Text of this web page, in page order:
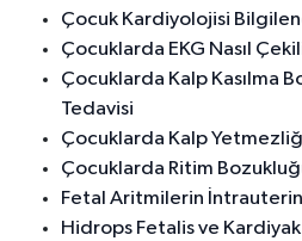
Çocuk Kardiyolojisi
Çocuklarda EKG Nasıl
Çocuklarda Kalp Kasılma
Tedavisi
Çocuklarda Kalp
Çocuklarda Ritim
Fetal Aritmilerin
Hidrops Fetalis ve